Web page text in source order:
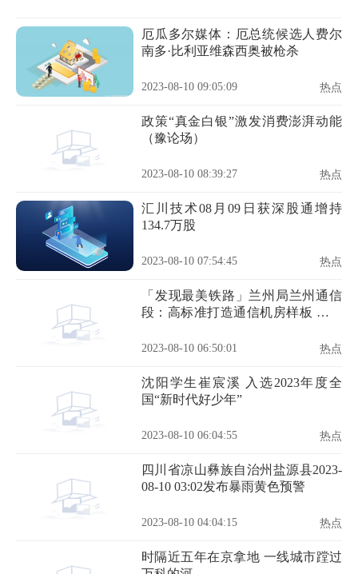
厄瓜多尔媒体：厄总统候选人费尔
南多·比利亚维森西奥被枪杀
2023-08-10 09:05:09 热点
政策“真金白银”激发消费澎湃动能
（豫论场）
2023-08-10 08:39:27 热点
汇川技术08月09日获深股通增持
134.7万股
2023-08-10 07:54:45 热点
「发现最美铁路」兰州局兰州通信
段：高标准打造通信机房样板 全方
2023-08-10 06:50:01 热点
沈阳学生崔宸溪 入选2023年度全
国“新时代好少年”
2023-08-10 06:04:55 热点
四川省凉山彝族自治州盐源县2023-
08-10 03:02发布暴雨黄色预警
2023-08-10 04:04:15 热点
时隔近五年在京拿地 一线城市蹚过